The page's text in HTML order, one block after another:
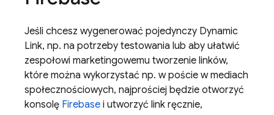
Jeśli chcesz wygenerować pojedynczy Dynamic
Link, np. na potrzeby testowania lub aby ułatwić
zespołowi marketingowemu tworzenie linków,
które można wykorzystać np. w poście w mediach
społecznościowych, najprościej będzie otworzyć
konsolę Firebase i utworzyć link ręcznie,